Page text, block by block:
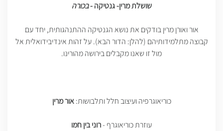
שושלת מרין- גנטיקה -בכורה
אור ואורן מרין בודקים את נושא הגנטיקה ההתנהגותית, יחד עם
קבוצה מתלמידותיהם (להלן: הדור הבא). על זהות אינדיבידואלית אל
מול זו שאנו מקבלים בירושה מהורינו.
כוריאוגרפיה ועיצוב חלל ותלבושות:אור מרין
עוזרת כוריאוגרף -רוני בין חמו